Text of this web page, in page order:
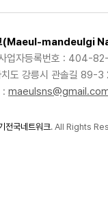
크(Maeul-mandeulgi
업자등록번호 : 404-
도 강릉시 관솔길 89-3
:
전국네트워크. All Rights